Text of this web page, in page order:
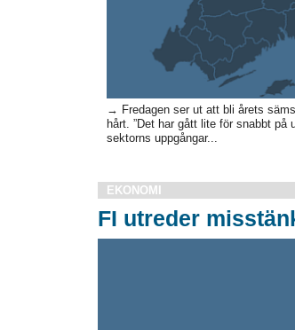
→ Fredagen ser ut att bli årets
hårt. ”Det har gått lite för snabbt på
sektorns uppgångar...
EKONOMI
FI utreder